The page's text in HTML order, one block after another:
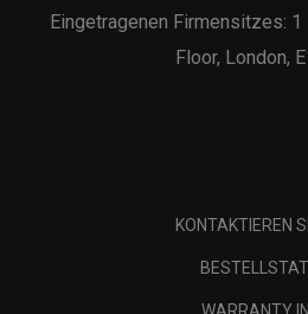
Eingetragenen Firmensitzes: 1
Floor, London,
KONTAKTIEREN